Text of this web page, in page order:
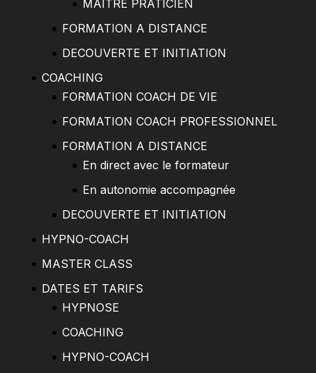
MAITRE PRATICIEN
FORMATION A DISTANCE
DECOUVERTE ET INITIATION
COACHING
FORMATION COACH DE VIE
FORMATION COACH PROFESSIONNEL
FORMATION A DISTANCE
En direct avec le formateur
En autonomie accompagnée
DECOUVERTE ET INITIATION
HYPNO-COACH
MASTER CLASS
DATES ET TARIFS
HYPNOSE
COACHING
HYPNO-COACH